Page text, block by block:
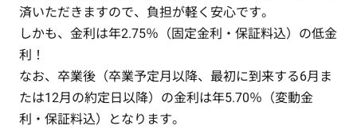
済いただきますので、負担が軽く安心です。
しかも、金利は年2.75％（固定金利・保証料込）の低金
利！
なお、卒業後（卒業予定月以降、最初に到来する6月ま
たは12月の約定日以降）の金利は年5.70％（変動金
利・保証料込）となります。